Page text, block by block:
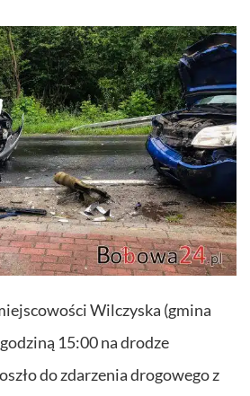
Wilczyska (gmina
15:00 na drodze
do zdarzenia drogowego z